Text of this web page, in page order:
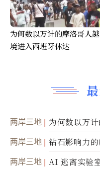
两岸三地
为何数以万
达
两岸三地 钻石影响力
两岸三地 AI 逃离实验
为何数以万计的摩洛哥人越
境进入西班牙休达